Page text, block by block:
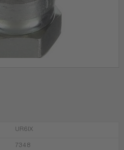
UR6IX
7348